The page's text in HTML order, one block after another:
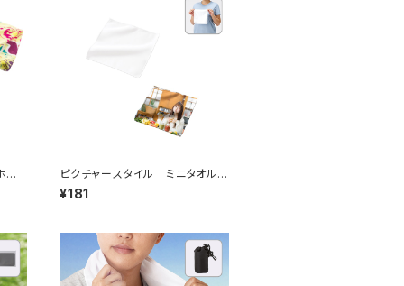
ワ
ピクチャースタイル ミニタオル
MG 昇華転写対応 ホワイト
¥181